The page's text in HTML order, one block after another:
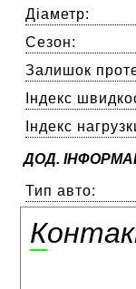
Діаметр:
Сезон:
Залишок
Індекс
Індекс
ДОД.
Тип авто: